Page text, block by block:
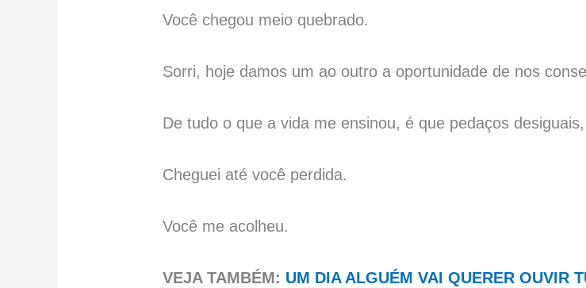
Você chegou meio quebrado.
Sorri, hoje damos um ao outro a oportunidade de nos
De tudo o que a vida me ensinou, é que pedaços
Cheguei até você perdida.
Você me acolheu.
VEJA TAMBÉM: UM DIA ALGUÉM VAI QUERER OUVIR